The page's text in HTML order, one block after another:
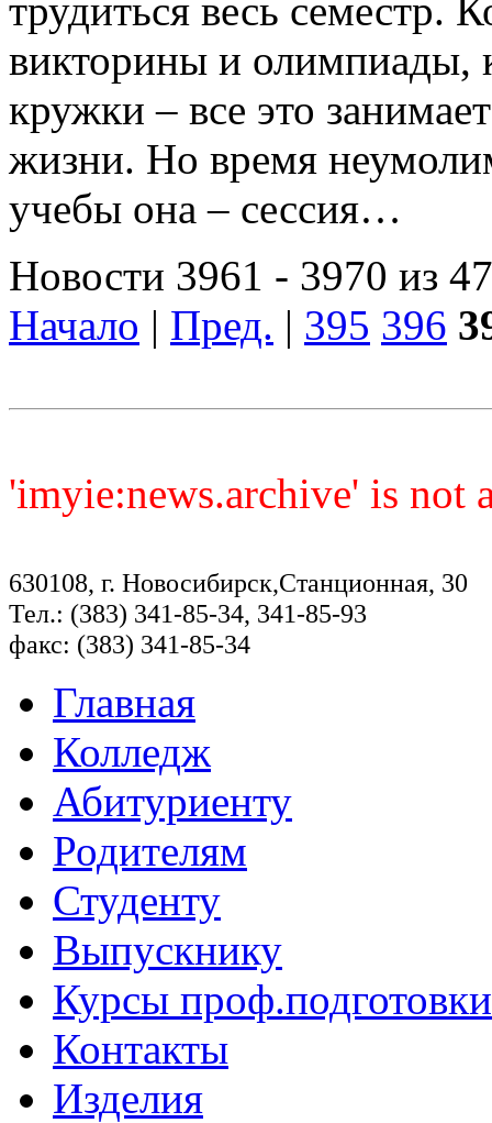
трудиться весь семестр.
викторины и олимпиады,
кружки – все это
жизни. Но время
учебы она – сессия…
Новости 3961 - 3970 из
Начало | Пред. | 395 396
'imyie:news.archive' is not
630108, г. Новосибирск,Станционная, 30
Тел.: (383) 341-85-34, 341-85-93
факс: (383) 341-85-34
Главная
Колледж
Абитуриенту
Родителям
Студенту
Выпускнику
Курсы проф.подготовки
Контакты
Изделия